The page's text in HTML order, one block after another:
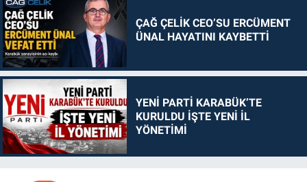
ÇAĞ ÇELİK CEO’SU ERCÜMENT
ÜNAL HAYATINI KAYBETTİ
YENİ PARTİ KARABÜK’TE
KURULDU İŞTE YENİ İL
YÖNETİMİ